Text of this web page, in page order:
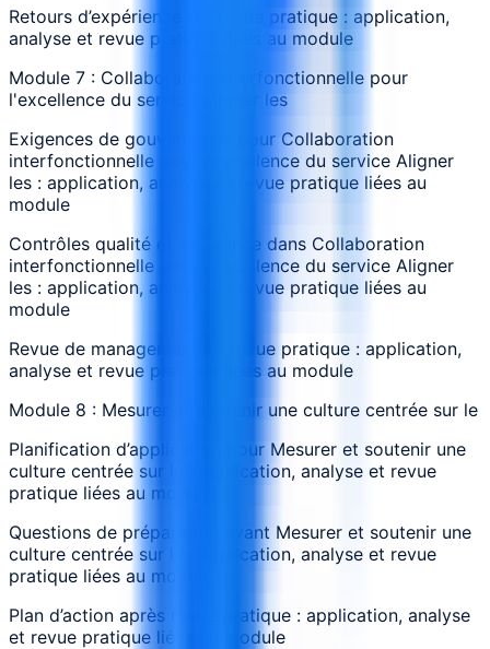
Retours d’expérience sur revue pratique : application,
analyse et revue pratique liées au module
Module 7 : Collaboration interfonctionnelle pour
l'excellence du service Aligner les
Exigences de gouvernance pour Collaboration
interfonctionnelle pour l'excellence du service Aligner
les : application, analyse et revue pratique liées au
module
Contrôles qualité et assurance dans Collaboration
interfonctionnelle pour l'excellence du service Aligner
les : application, analyse et revue pratique liées au
module
Revue de management de revue pratique : application,
analyse et revue pratique liées au module
Module 8 : Mesurer et soutenir une culture centrée sur le
Planification d’application pour Mesurer et soutenir une
culture centrée sur le : application, analyse et revue
pratique liées au module
Questions de préparation avant Mesurer et soutenir une
culture centrée sur le : application, analyse et revue
pratique liées au module
Plan d’action après revue pratique : application, analyse
et revue pratique liées au module